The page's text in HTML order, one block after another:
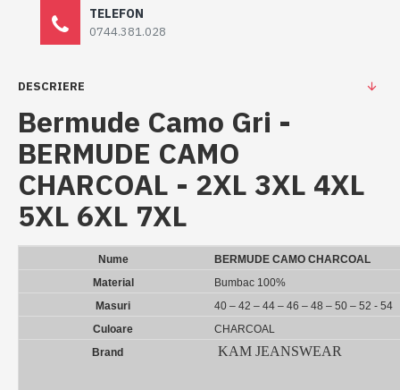
TELEFON
0744.381.028
DESCRIERE
Bermude Camo Gri -
BERMUDE CAMO
CHARCOAL - 2XL 3XL 4XL
5XL 6XL 7XL
Nume
BERMUDE CAMO CHARCOAL
Material
Bumbac 100%
Masuri
40 – 42 – 44 – 46 – 48 – 50 – 52 - 54
Culoare
CHARCOAL
Brand
KAM JEANSWEAR